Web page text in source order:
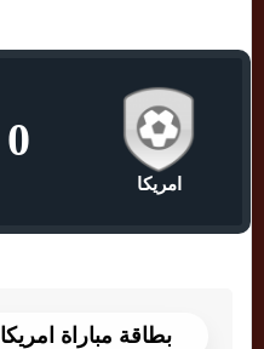
امريكا
0
بطاقة مباراة امريكا Vs السنغال